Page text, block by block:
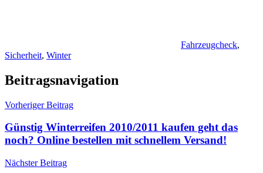
Fahrzeugcheck,
Sicherheit, Winter
Beitragsnavigation
Vorheriger Beitrag
Günstig Winterreifen 2010/2011 kaufen geht das
noch? Online bestellen mit schnellem Versand!
Nächster Beitrag